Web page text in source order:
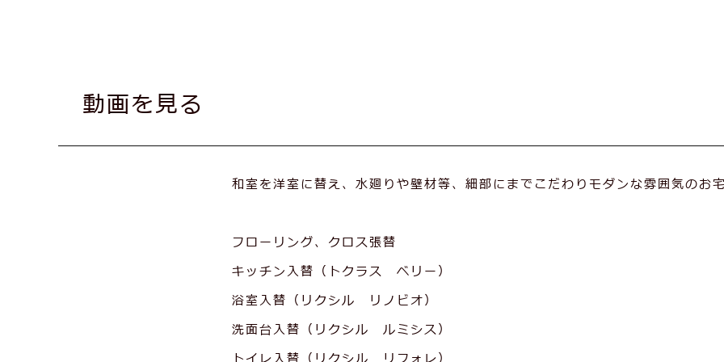
動画を見る
和室を洋室に替え、水廻りや壁材等、細部にまでこだわりモダンな雰囲気のお
フローリング、クロス張替
キッチン入替（トクラス ベリー）
浴室入替（リクシル リノビオ）
洗面台入替（リクシル ルミシス）